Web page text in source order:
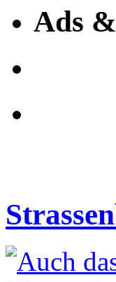
Ads